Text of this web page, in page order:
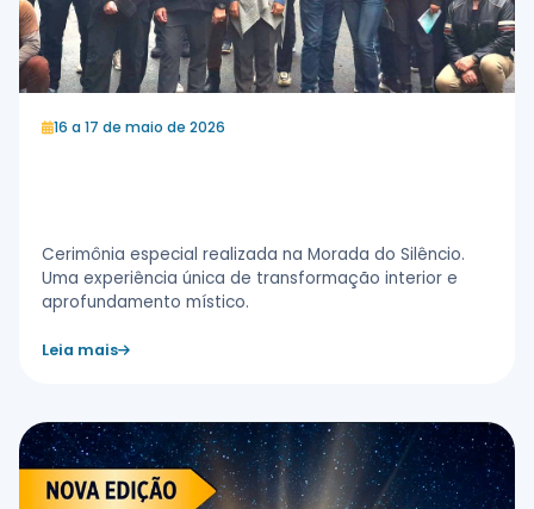
16 a 17 de maio de 2026
Cerimônia especial realizada na Morada do Silêncio.
Uma experiência única de transformação interior e
aprofundamento místico.
Leia mais